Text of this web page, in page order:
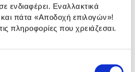
ενδιαφέρει. Εναλλακτικά
πάτα «Αποδοχή επιλογών»!
πληροφορίες που χρειάζεσαι.